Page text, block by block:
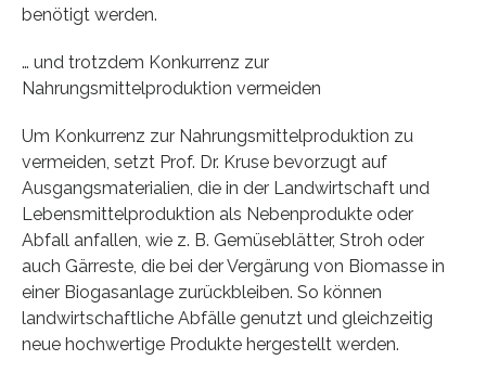
benötigt werden.
… und trotzdem Konkurrenz zur
Nahrungsmittelproduktion vermeiden
Um Konkurrenz zur Nahrungsmittelproduktion zu
vermeiden, setzt Prof. Dr. Kruse bevorzugt auf
Ausgangsmaterialien, die in der Landwirtschaft und
Lebensmittelproduktion als Nebenprodukte oder
Abfall anfallen, wie z. B. Gemüseblätter, Stroh oder
auch Gärreste, die bei der Vergärung von Biomasse in
einer Biogasanlage zurückbleiben. So können
landwirtschaftliche Abfälle genutzt und gleichzeitig
neue hochwertige Produkte hergestellt werden.